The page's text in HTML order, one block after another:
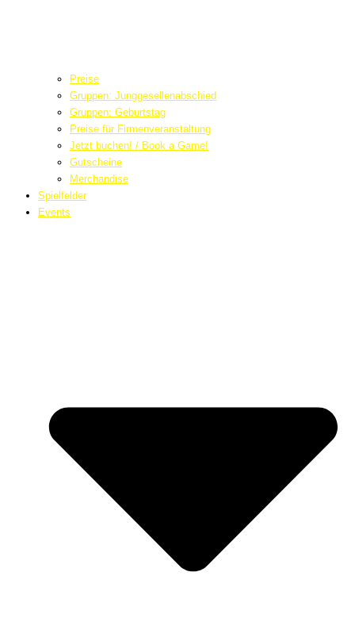
Preise
Gruppen: Junggesellenabschied
Gruppen: Geburtstag
Preise für Firmenveranstaltung
Jetzt buchen! / Book a Game!
Gutscheine
Merchandise
Spielfelder
Events